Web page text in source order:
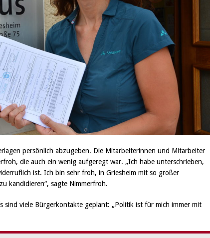
persönlich abzugeben. Die Mitarbeiterinnen und Mitarbeiter
die auch ein wenig aufgeregt war. „Ich habe unterschrieben,
ist. Ich bin sehr froh, in Griesheim mit so großer
kandidieren“, sagte Nimmerfroh.
sind viele Bürgerkontakte geplant: „Politik ist für mich immer mit